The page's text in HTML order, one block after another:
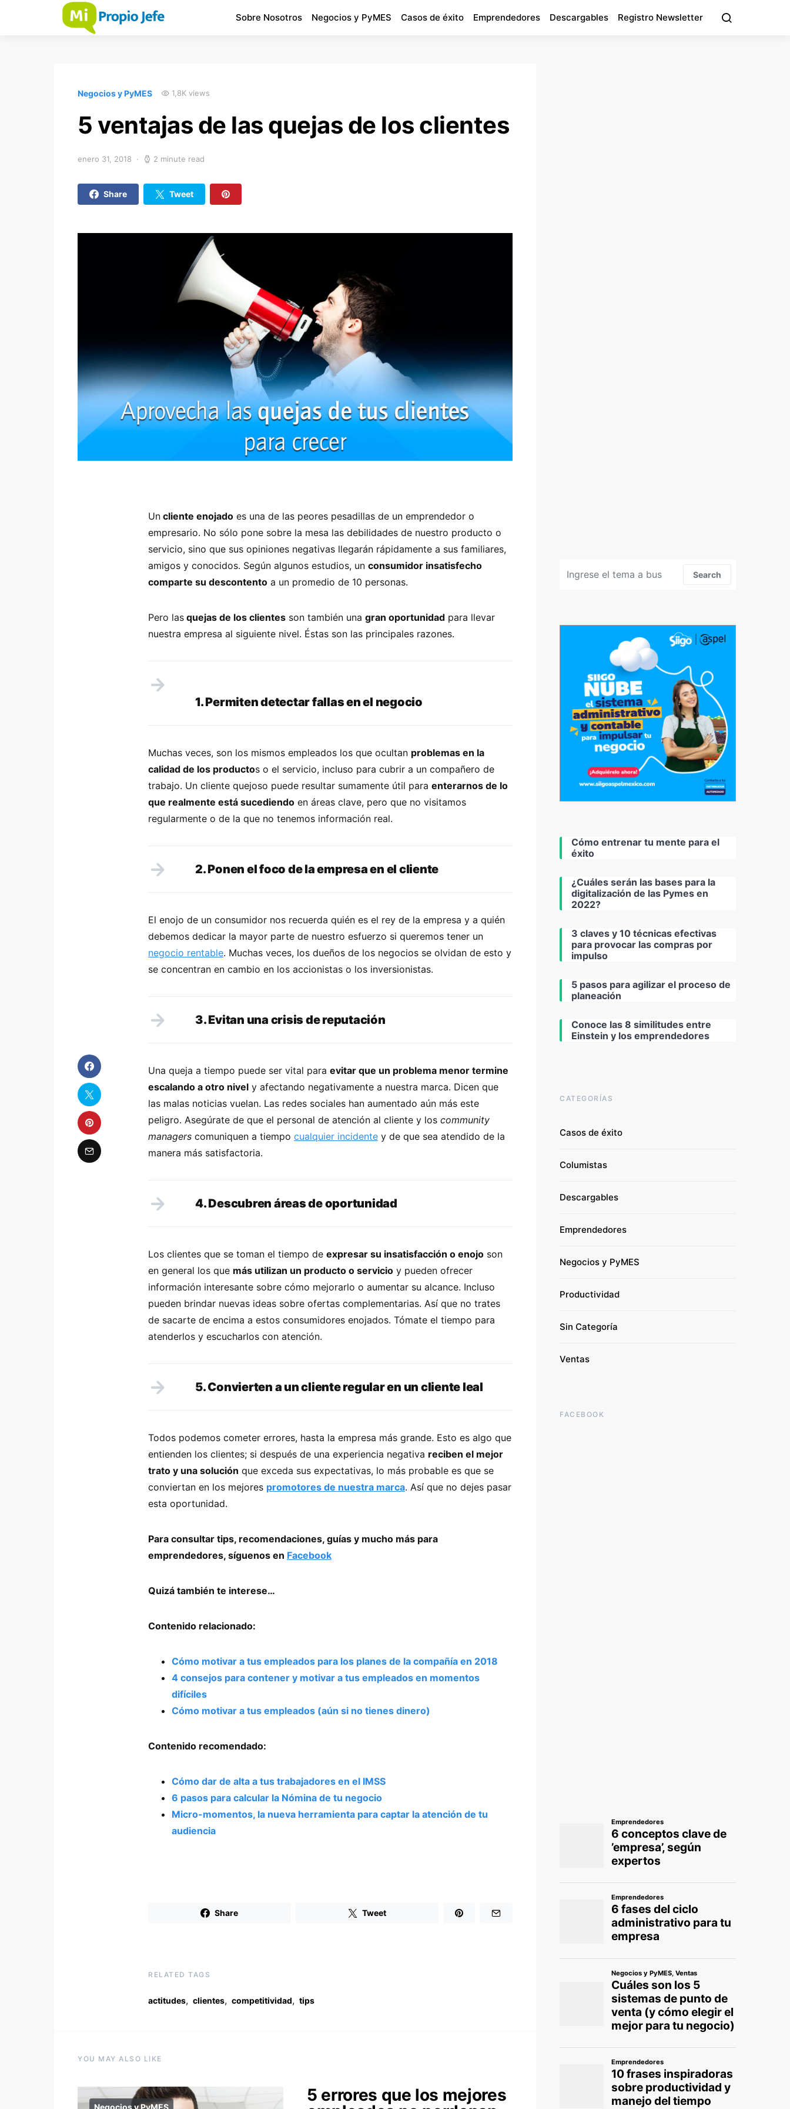
Sobre Nosotros Negocios y PyMES Casos de éxito Emprendedores Descargables Registro Newsletter
Negocios y PyMES 1,8K views
5 ventajas de las quejas de los clientes
enero 31, 2018 2 minute read
Share Tweet
Un cliente enojado es una de las peores pesadillas de un emprendedor o
empresario. No sólo pone sobre la mesa las debilidades de nuestro producto o
servicio, sino que sus opiniones negativas llegarán rápidamente a sus familiares,
amigos y conocidos. Según algunos estudios, un consumidor insatisfecho
comparte su descontento a un promedio de 10 personas.
Pero las quejas de los clientes son también una gran oportunidad para llevar
nuestra empresa al siguiente nivel. Éstas son las principales razones.
1. Permiten detectar fallas en el negocio
Muchas veces, son los mismos empleados los que ocultan problemas en la
calidad de los productos o el servicio, incluso para cubrir a un compañero de
trabajo. Un cliente quejoso puede resultar sumamente útil para enterarnos de lo
que realmente está sucediendo en áreas clave, pero que no visitamos
regularmente o de la que no tenemos información real.
2. Ponen el foco de la empresa en el cliente
El enojo de un consumidor nos recuerda quién es el rey de la empresa y a quién
debemos dedicar la mayor parte de nuestro esfuerzo si queremos tener un
negocio rentable. Muchas veces, los dueños de los negocios se olvidan de esto y
se concentran en cambio en los accionistas o los inversionistas.
3. Evitan una crisis de reputación
Una queja a tiempo puede ser vital para evitar que un problema menor termine
escalando a otro nivel y afectando negativamente a nuestra marca. Dicen que
las malas noticias vuelan. Las redes sociales han aumentado aún más este
peligro. Asegúrate de que el personal de atención al cliente y los community
managers comuniquen a tiempo cualquier incidente y de que sea atendido de la
manera más satisfactoria.
4. Descubren áreas de oportunidad
Los clientes que se toman el tiempo de expresar su insatisfacción o enojo son
en general los que más utilizan un producto o servicio y pueden ofrecer
información interesante sobre cómo mejorarlo o aumentar su alcance. Incluso
pueden brindar nuevas ideas sobre ofertas complementarias. Así que no trates
de sacarte de encima a estos consumidores enojados. Tómate el tiempo para
atenderlos y escucharlos con atención.
5. Convierten a un cliente regular en un cliente leal
Todos podemos cometer errores, hasta la empresa más grande. Esto es algo que
entienden los clientes; si después de una experiencia negativa reciben el mejor
trato y una solución que exceda sus expectativas, lo más probable es que se
conviertan en los mejores promotores de nuestra marca. Así que no dejes pasar
esta oportunidad.
Para consultar tips, recomendaciones, guías y mucho más para
emprendedores, síguenos en Facebook
Quizá también te interese…
Contenido relacionado:
Cómo motivar a tus empleados para los planes de la compañía en 2018
4 consejos para contener y motivar a tus empleados en momentos
difíciles
Cómo motivar a tus empleados (aún si no tienes dinero)
Contenido recomendado:
Cómo dar de alta a tus trabajadores en el IMSS
6 pasos para calcular la Nómina de tu negocio
Micro-momentos, la nueva herramienta para captar la atención de tu
audiencia
Share Tweet
RELATED TAGS
actitudes, clientes, competitividad, tips
YOU MAY ALSO LIKE
5 errores que los mejores
Search
Cómo entrenar tu mente para el
éxito
¿Cuáles serán las bases para la
digitalización de las Pymes en
2022?
3 claves y 10 técnicas efectivas
para provocar las compras por
impulso
5 pasos para agilizar el proceso de
planeación
Conoce las 8 similitudes entre
Einstein y los emprendedores
CATEGORÍAS
Casos de éxito
Columistas
Descargables
Emprendedores
Negocios y PyMES
Productividad
Sin Categoría
Ventas
FACEBOOK